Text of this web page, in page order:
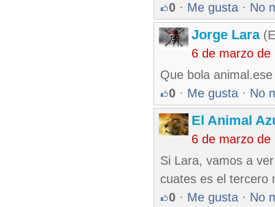
0 · Me gusta · No
Jorge Lara
6 de marzo de
Que bola
0 · Me gusta · No
El Animal
6 de marzo de
Si Lara, vamos a
cuates es el tercero
0 · Me gusta · No